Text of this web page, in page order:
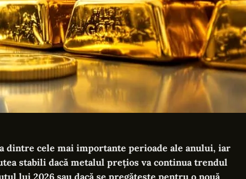
dintre cele mai importante perioade ale anului, iar
stabili dacă metalul prețios va continua trendul